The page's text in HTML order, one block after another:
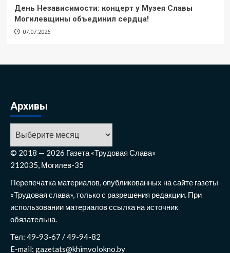
День Независимости: концерт у Музея Славы
Могилевщины объединил сердца!
07.07.2026
Архивы
© 2018 — 2026 Газета «Трудовая Слава»
212035, Могилев-35
Перепечатка материалов, опубликованных на сайте газеты
«Трудовая слава», только с разрешения редакции. При
использовании материалов ссылка на источник
обязательна.
Тел: 49-93-67 / 49-94-82
E-mail: gazetats@khimvolokno.by